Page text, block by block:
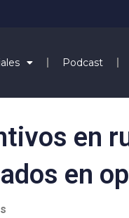
Podcast
en
en